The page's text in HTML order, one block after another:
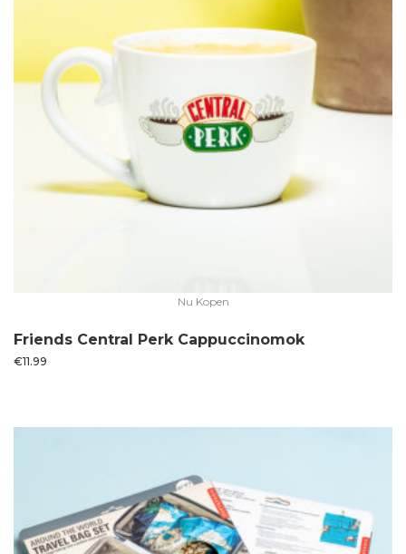
Nu Kopen
Friends Central Perk Cappuccinomok
€11.99